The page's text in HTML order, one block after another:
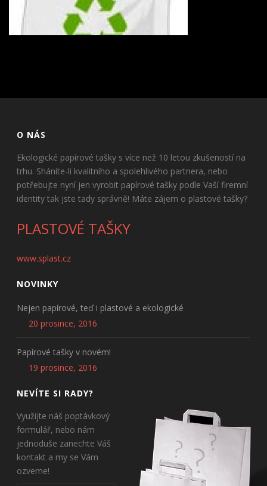
O NÁS
Ekologické papírové tašky s více než 10 letou zkušeností na
trhu. Sháníte-li kvalitního a spolehlivého partnera, nebo
potřebujte nyní jen vyrobit papírové tašky podle Vaší firemní
identity tak jste tady správně! Máte zájem o plastové tašky?
PLASTOVÉ TAŠKY
www.splast.cz
NOVINKY
Nejen papírové, teď i plastové a ekologické
20 prosince, 2016
Papírové tašky v novém!
19 prosince, 2016
NEVÍTE SI RADY?
Využijte náš poptávkový
formulář, nebo nám
jednoduše zanechte Váš
kontakt a my se Vám
ozveme!